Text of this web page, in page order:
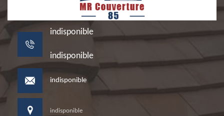
indisponible
indisponible
indisponible
indisponible